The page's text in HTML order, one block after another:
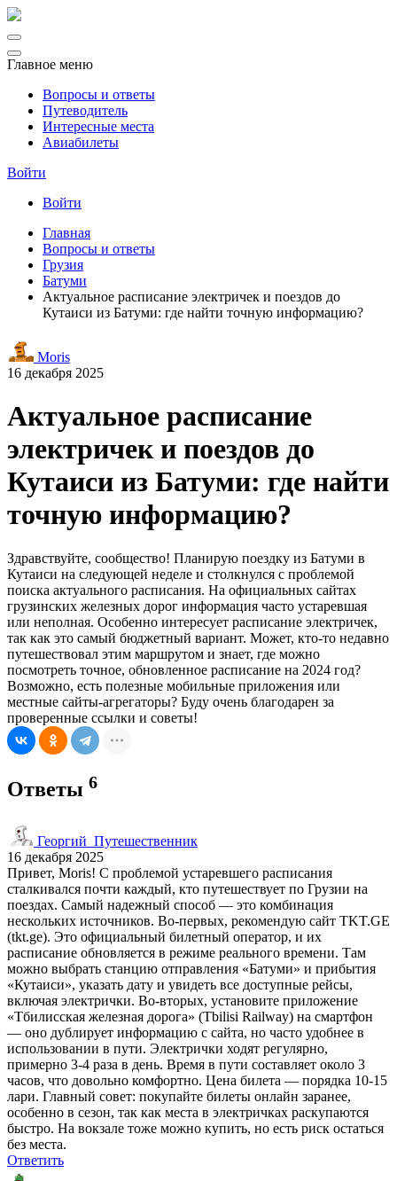
Главное меню
Вопросы и ответы
Путеводитель
Интересные места
Авиабилеты
Войти
Войти
Главная
Вопросы и ответы
Грузия
Батуми
Актуальное расписание электричек и поездов до
Кутаиси из Батуми: где найти точную информацию?
Moris
16 декабря 2025
Актуальное расписание
электричек и поездов до
Кутаиси из Батуми: где найти
точную информацию?
Здравствуйте, сообщество! Планирую поездку из Батуми в
Кутаиси на следующей неделе и столкнулся с проблемой
поиска актуального расписания. На официальных сайтах
грузинских железных дорог информация часто устаревшая
или неполная. Особенно интересует расписание электричек,
так как это самый бюджетный вариант. Может, кто-то недавно
путешествовал этим маршрутом и знает, где можно
посмотреть точное, обновленное расписание на 2024 год?
Возможно, есть полезные мобильные приложения или
местные сайты-агрегаторы? Буду очень благодарен за
проверенные ссылки и советы!
Ответы 6
Георгий_Путешественник
16 декабря 2025
Привет, Moris! С проблемой устаревшего расписания
сталкивался почти каждый, кто путешествует по Грузии на
поездах. Самый надежный способ — это комбинация
нескольких источников. Во-первых, рекомендую сайт TKT.GE
(tkt.ge). Это официальный билетный оператор, и их
расписание обновляется в режиме реального времени. Там
можно выбрать станцию отправления «Батуми» и прибытия
«Кутаиси», указать дату и увидеть все доступные рейсы,
включая электрички. Во-вторых, установите приложение
«Тбилисская железная дорога» (Tbilisi Railway) на смартфон
— оно дублирует информацию с сайта, но часто удобнее в
использовании в пути. Электрички ходят регулярно,
примерно 3-4 раза в день. Время в пути составляет около 3
часов, что довольно комфортно. Цена билета — порядка 10-15
лари. Главный совет: покупайте билеты онлайн заранее,
особенно в сезон, так как места в электричках раскупаются
быстро. На вокзале тоже можно купить, но есть риск остаться
без места.
Ответить